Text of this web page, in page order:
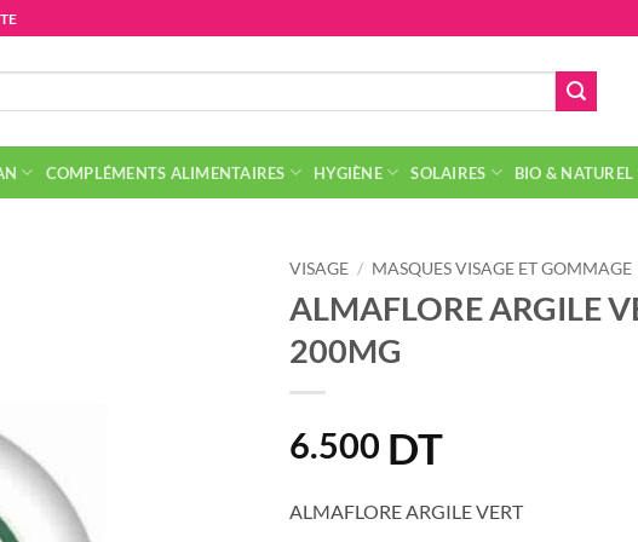
COMPLÉMENTS ALIMENTAIRES HYGIÈNE SOLAIRES BIO & NATUREL
VISAGE / MASQUES VISAGE ET GOMMAGE
ALMAFLORE ARGILE
200MG
6.500 DT
ALMAFLORE ARGILE VERT